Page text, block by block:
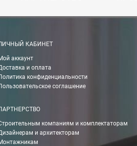
«Доставка Boxberry»
КАБИНЕТ
аккаунт
и оплата
конфиденциальности
соглашение
компаниям и комплектаторам
и архитекторам